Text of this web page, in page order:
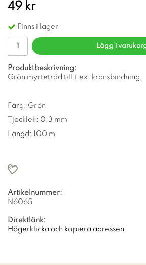
49 kr
Finns i lager
Lägg i
Produktbeskrivning:
Grön myrtetråd till t.ex. kransbindning.
Färg: Grön
Tjocklek: 0,3 mm
Längd: 100 m
Artikelnummer:
N6065
Direktlänk:
Högerklicka och kopiera adressen